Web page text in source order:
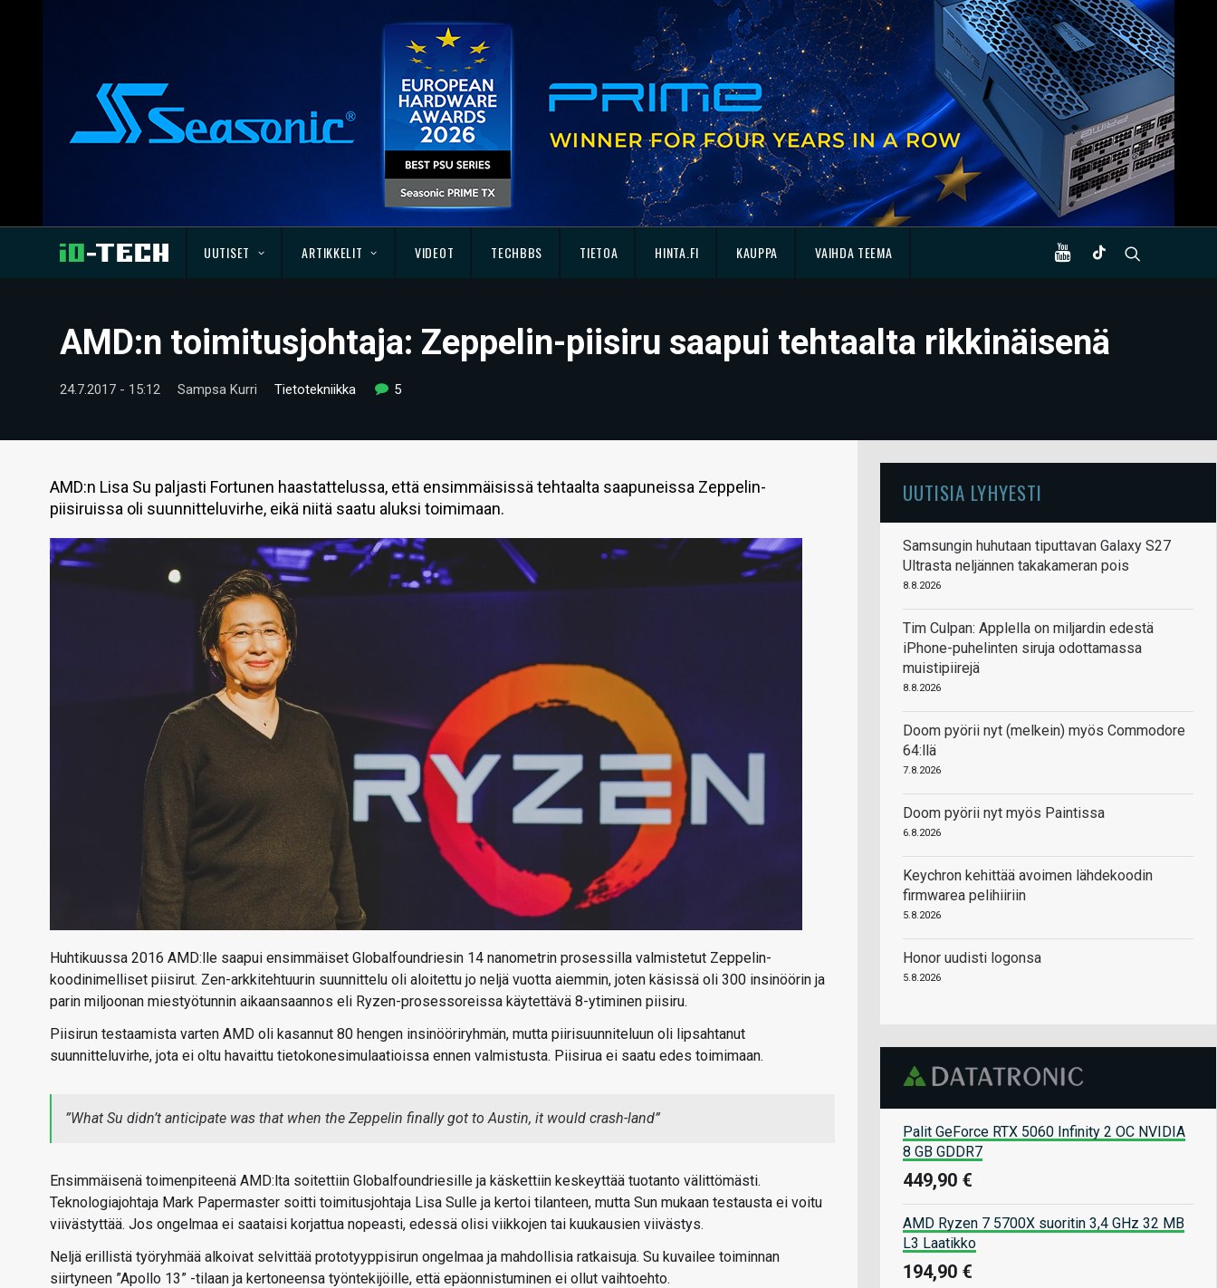
UUTISET ARTIKKELIT VIDEOT TECHBBS TIETOA HINTA.FI KAUPPA VAIHDA TEEMA
AMD:n toimitusjohtaja: Zeppelin-piisiru saapui tehtaalta rikkinäisenä
24.7.2017 - 15:12 Sampsa Kurri Tietotekniikka 5
AMD:n Lisa Su paljasti Fortunen haastattelussa, että ensimmäisissä tehtaalta saapuneissa Zeppelin-
piisiruissa oli suunnitteluvirhe, eikä niitä saatu aluksi toimimaan.
Huhtikuussa 2016 AMD:lle saapui ensimmäiset Globalfoundriesin 14 nanometrin prosessilla valmistetut Zeppelin-
koodinimelliset piisirut. Zen-arkkitehtuurin suunnittelu oli aloitettu jo neljä vuotta aiemmin, joten käsissä oli 300 insinöörin ja
parin miljoonan miestyötunnin aikaansaannos eli Ryzen-prosessoreissa käytettävä 8-ytiminen piisiru.
Piisirun testaamista varten AMD oli kasannut 80 hengen insinööriryhmän, mutta piirisuunniteluun oli lipsahtanut
suunnitteluvirhe, jota ei oltu havaittu tietokonesimulaatioissa ennen valmistusta. Piisirua ei saatu edes toimimaan.
”What Su didn’t anticipate was that when the Zeppelin finally got to Austin, it would crash-land”
Ensimmäisenä toimenpiteenä AMD:lta soitettiin Globalfoundriesille ja käskettiin keskeyttää tuotanto välittömästi.
Teknologiajohtaja Mark Papermaster soitti toimitusjohtaja Lisa Sulle ja kertoi tilanteen, mutta Sun mukaan testausta ei voitu
viivästyttää. Jos ongelmaa ei saataisi korjattua nopeasti, edessä olisi viikkojen tai kuukausien viivästys.
Neljä erillistä työryhmää alkoivat selvittää prototyyppisirun ongelmaa ja mahdollisia ratkaisuja. Su kuvailee toiminnan
siirtyneen ”Apollo 13” -tilaan ja kertoneensa työntekijöille, että epäonnistuminen ei ollut vaihtoehto.
UUTISIA LYHYESTI
Samsungin huhutaan tiputtavan Galaxy S27
Ultrasta neljännen takakameran pois
8.8.2026
Tim Culpan: Applella on miljardin edestä
iPhone-puhelinten siruja odottamassa
muistipiirejä
8.8.2026
Doom pyörii nyt (melkein) myös Commodore
64:llä
7.8.2026
Doom pyörii nyt myös Paintissa
6.8.2026
Keychron kehittää avoimen lähdekoodin
firmwarea pelihiiriin
5.8.2026
Honor uudisti logonsa
5.8.2026
Palit GeForce RTX 5060 Infinity 2 OC NVIDIA
8 GB GDDR7
449,90 €
AMD Ryzen 7 5700X suoritin 3,4 GHz 32 MB
L3 Laatikko
194,90 €